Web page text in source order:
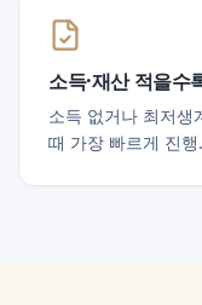
소득·재산 적을수
소득 없거나 최저생
때 가장 빠르게 진행.